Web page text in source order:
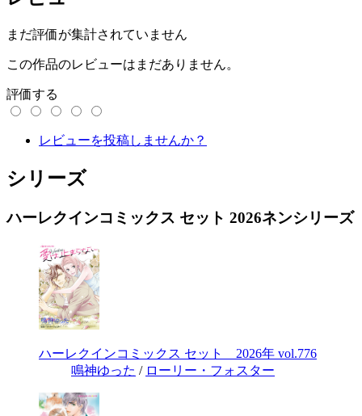
まだ評価が集計されていません
この作品のレビューはまだありません。
評価する
レビューを投稿しませんか？
シリーズ
ハーレクインコミックス セット 2026ネンシリーズ
ハーレクインコミックス セット 2026年 vol.776
鳴神ゆった / ローリー・フォスター